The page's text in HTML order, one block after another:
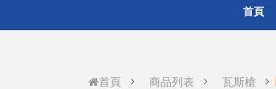
首頁
首頁 商品列表 瓦斯槍